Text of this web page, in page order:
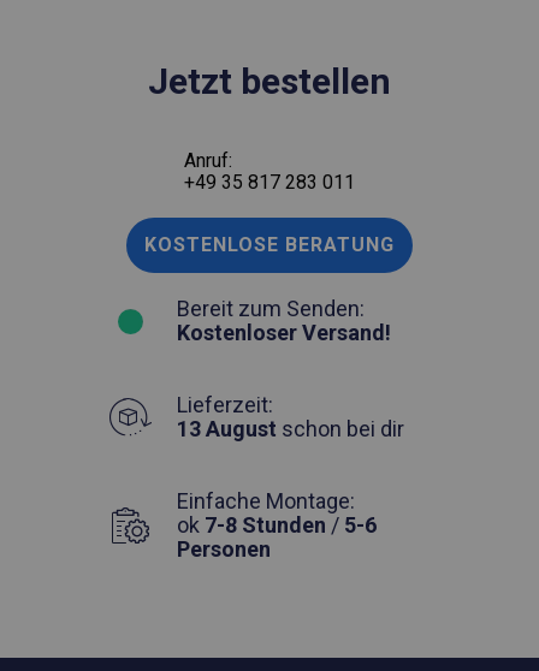
Jetzt bestellen
Anruf:
+49 35 817 283 011
KOSTENLOSE BERATUNG
Bereit zum Senden:
Kostenloser Versand!
Lieferzeit:
13 August schon bei dir
Einfache Montage:
ok 7-8 Stunden / 5-6
Personen